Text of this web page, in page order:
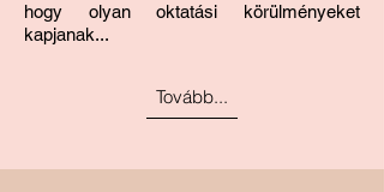
hogy olyan oktatási körülményeket
kapjanak...
Tovább...